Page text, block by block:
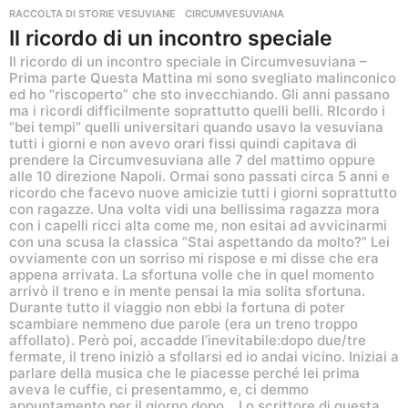
RACCOLTA DI STORIE VESUVIANE CIRCUMVESUVIANA
Il ricordo di un incontro speciale
Il ricordo di un incontro speciale in Circumvesuviana –
Prima parte Questa Mattina mi sono svegliato malinconico
ed ho “riscoperto” che sto invecchiando. Gli anni passano
ma i ricordi difficilmente soprattutto quelli belli. RIcordo i
“bei tempi” quelli universitari quando usavo la vesuviana
tutti i giorni e non avevo orari fissi quindi capitava di
prendere la Circumvesuviana alle 7 del mattimo oppure
alle 10 direzione Napoli. Ormai sono passati circa 5 anni e
ricordo che facevo nuove amicizie tutti i giorni soprattutto
con ragazze. Una volta vidi una bellissima ragazza mora
con i capelli ricci alta come me, non esitai ad avvicinarmi
con una scusa la classica “Stai aspettando da molto?” Lei
ovviamente con un sorriso mi rispose e mi disse che era
appena arrivata. La sfortuna volle che in quel momento
arrivò il treno e in mente pensai la mia solita sfortuna.
Durante tutto il viaggio non ebbi la fortuna di poter
scambiare nemmeno due parole (era un treno troppo
affollato). Però poi, accadde l’inevitabile:dopo due/tre
fermate, il treno iniziò a sfollarsi ed io andai vicino. Iniziai a
parlare della musica che le piacesse perché lei prima
aveva le cuffie, ci presentammo, e, ci demmo